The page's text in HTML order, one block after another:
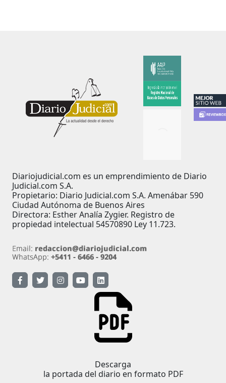
Diariojudicial.com es un emprendimiento de Diario
Judicial.com S.A.
Propietario: Diario Judicial.com S.A. Amenábar 590
Ciudad Autónoma de Buenos Aires
Directora: Esther Analía Zygier. Registro de
propiedad intelectual 54570890 Ley 11.723.
Descarga
la portada del diario en formato PDF